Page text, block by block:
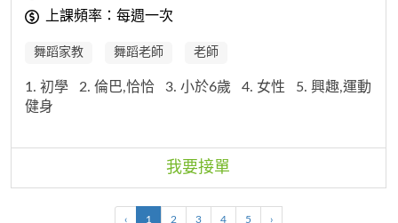
上課頻率：每週一次
舞蹈家教 舞蹈老師 老師
1. 初學 2. 倫巴,恰恰 3. 小於6歲 4. 女性
5. 興趣,運動
健身
我要接單
‹ 1 2 3 4 5 ›